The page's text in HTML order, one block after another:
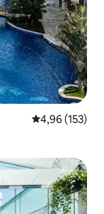
Gemiddelde
4,96 (153)